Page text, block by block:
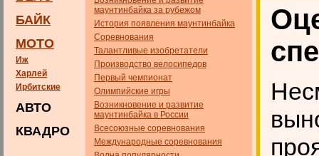
БАЙК
МОТО
Иж
Харлей
Ирбитские
АВТО
КВАДРО
маунтинбайка за рубежом
История появления маунтинбайка
Соревнования
Талантливые изобретатели
Производство велосипедов
Первый чемпионат
Олимпийские игры
Возникновение и развитие
маунтинбайка в России
Всесоюзные соревнования
Международные соревнования